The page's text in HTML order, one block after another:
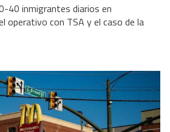
40 inmigrantes diarios en
operativo con TSA y el caso de la